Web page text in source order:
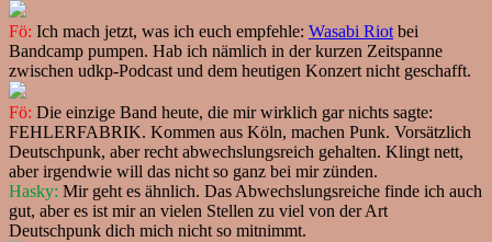
Fö: Ich mach jetzt, was ich euch empfehle: Wasabi Riot bei
Bandcamp pumpen. Hab ich nämlich in der kurzen Zeitspanne
zwischen udkp-Podcast und dem heutigen Konzert nicht geschafft.
Fö: Die einzige Band heute, die mir wirklich gar nichts sagte:
FEHLERFABRIK. Kommen aus Köln, machen Punk. Vorsätzlich
Deutschpunk, aber recht abwechslungsreich gehalten. Klingt nett,
aber irgendwie will das nicht so ganz bei mir zünden.
Hasky: Mir geht es ähnlich. Das Abwechslungsreiche finde ich auch
gut, aber es ist mir an vielen Stellen zu viel von der Art
Deutschpunk dich mich nicht so mitnimmt.